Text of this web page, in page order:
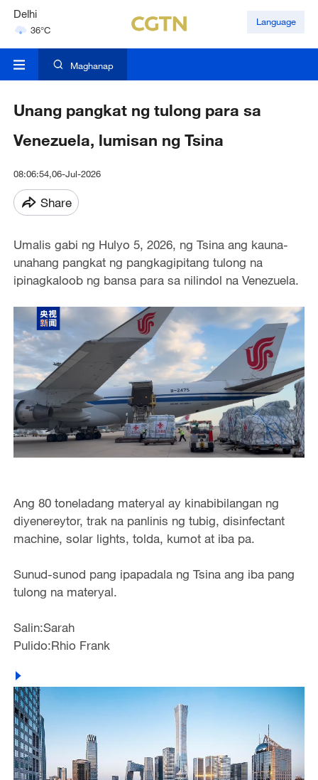
Delhi
36°C
Hyderabad
Language
Maghanap
Unang pangkat ng tulong para sa
Venezuela, lumisan ng Tsina
08:06:54,06-Jul-2026
Share
Umalis gabi ng Hulyo 5, 2026, ng Tsina ang kauna-
unahang pangkat ng pangkagipitang tulong na
ipinagkaloob ng bansa para sa nilindol na Venezuela.
Ang 80 toneladang materyal ay kinabibilangan ng
diyenereytor, trak na panlinis ng tubig, disinfectant
machine, solar lights, tolda, kumot at iba pa.
Sunud-sunod pang ipapadala ng Tsina ang iba pang
tulong na materyal.
Salin:Sarah
Pulido:Rhio Frank